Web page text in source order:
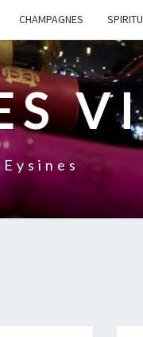
CHAMPAGNES